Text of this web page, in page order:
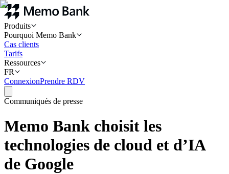
Produits
Pourquoi Memo Bank
Cas clients
Tarifs
Ressources
FR
ConnexionPrendre RDV
Communiqués de presse
Memo Bank choisit les
technologies de cloud et d’IA
de Google